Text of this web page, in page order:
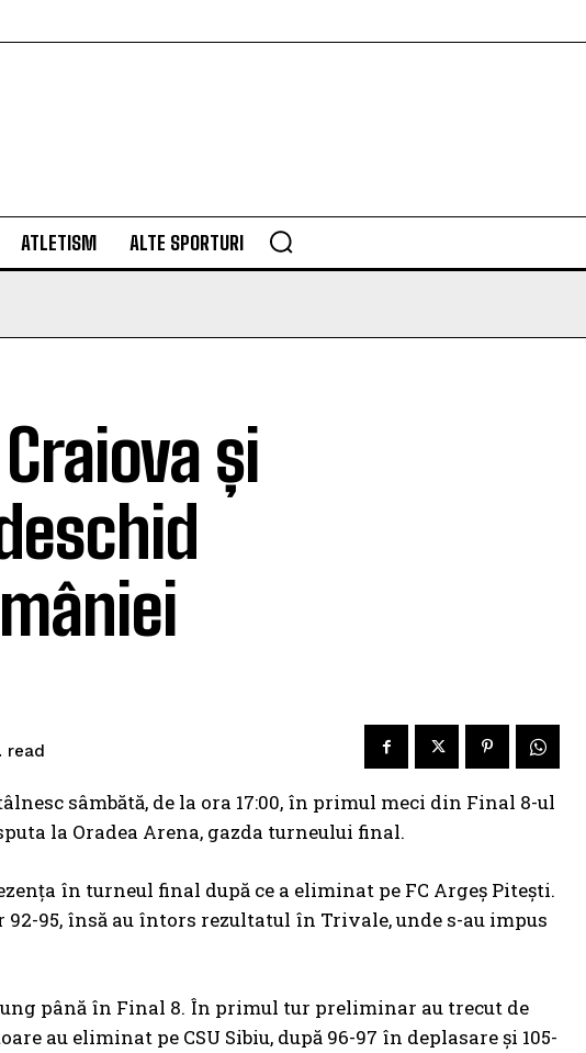
ATLETISM ALTE SPORTURI
și
read
sâmbătă, de la ora 17:00, în primul meci din Final 8-ul
la Oradea Arena, gazda turneului final.
în turneul final după ce a eliminat pe FC Argeș Pitești.
95, însă au întors rezultatul în Trivale, unde s-au impus
până în Final 8. În primul tur preliminar au trecut de
au eliminat pe CSU Sibiu, după 96-97 în deplasare și 105-